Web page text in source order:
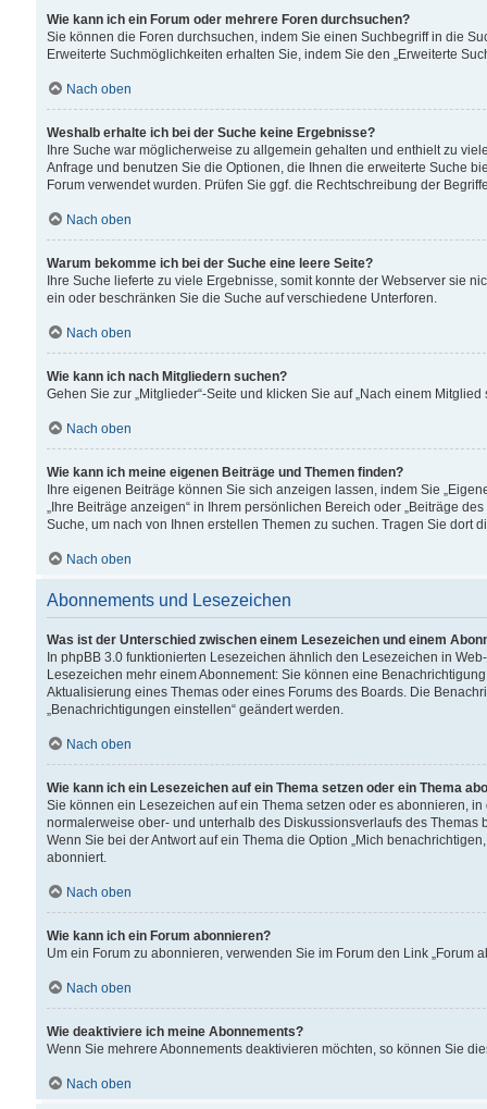
Wie kann ich ein Forum oder mehrere Foren durchsuchen?
Sie können die Foren durchsuchen, indem Sie einen Suchbegriff in die
Erweiterte Suchmöglichkeiten erhalten Sie, indem Sie den „Erweiterte
Nach oben
Weshalb erhalte ich bei der Suche keine Ergebnisse?
Ihre Suche war möglicherweise zu allgemein gehalten und enthielt zu
Anfrage und benutzen Sie die Optionen, die Ihnen die erweiterte Suche
Forum verwendet wurden. Prüfen Sie ggf. die Rechtschreibung der
Nach oben
Warum bekomme ich bei der Suche eine leere Seite?
Ihre Suche lieferte zu viele Ergebnisse, somit konnte der Webserver sie
ein oder beschränken Sie die Suche auf verschiedene Unterforen.
Nach oben
Wie kann ich nach Mitgliedern suchen?
Gehen Sie zur „Mitglieder“-Seite und klicken Sie auf „Nach einem Mitglied
Nach oben
Wie kann ich meine eigenen Beiträge und Themen finden?
Ihre eigenen Beiträge können Sie sich anzeigen lassen, indem Sie
„Ihre Beiträge anzeigen“ in Ihrem persönlichen Bereich oder „Beiträge
Suche, um nach von Ihnen erstellen Themen zu suchen. Tragen Sie dort
Nach oben
Abonnements und Lesezeichen
Was ist der Unterschied zwischen einem Lesezeichen und einem
In phpBB 3.0 funktionierten Lesezeichen ähnlich den Lesezeichen in
Lesezeichen mehr einem Abonnement: Sie können eine
Aktualisierung eines Themas oder eines Forums des Boards. Die
„Benachrichtigungen einstellen“ geändert werden.
Nach oben
Wie kann ich ein Lesezeichen auf ein Thema setzen oder ein Thema
Sie können ein Lesezeichen auf ein Thema setzen oder es abonnieren,
normalerweise ober- und unterhalb des Diskussionsverlaufs des Themas
Wenn Sie bei der Antwort auf ein Thema die Option „Mich
abonniert.
Nach oben
Wie kann ich ein Forum abonnieren?
Um ein Forum zu abonnieren, verwenden Sie im Forum den Link „Forum
Nach oben
Wie deaktiviere ich meine Abonnements?
Wenn Sie mehrere Abonnements deaktivieren möchten, so können Sie
Nach oben